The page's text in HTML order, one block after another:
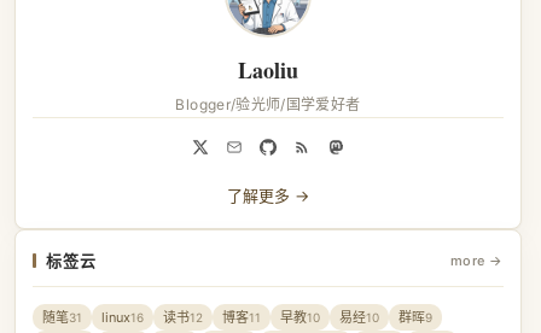
Laoliu
Blogger/验光师/国学爱好者
了解更多 →
标签云 more →
随笔31 linux16 读书12 博客11 早教10 易经10 群晖9